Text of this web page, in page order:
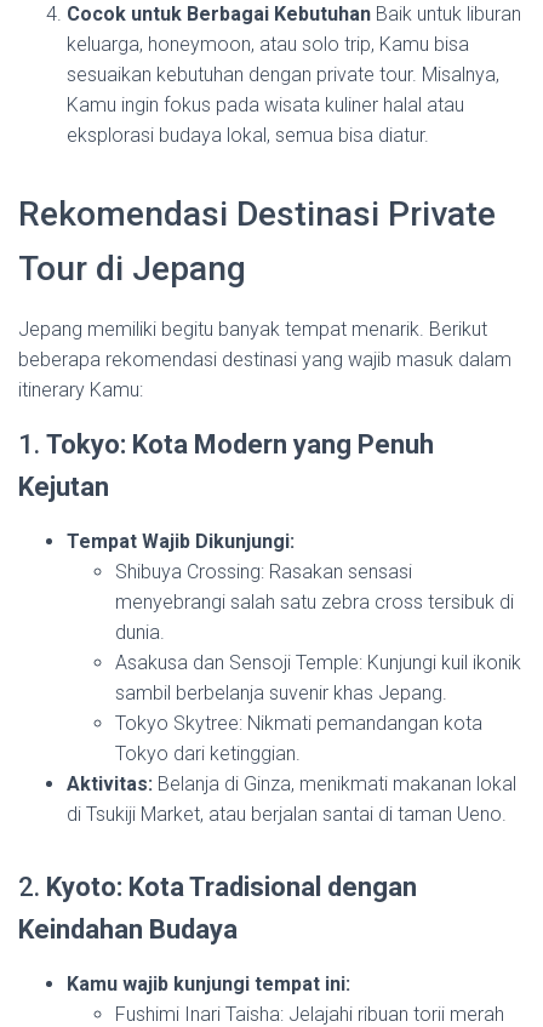
Cocok untuk Berbagai Kebutuhan Baik untuk liburan
keluarga, honeymoon, atau solo trip, Kamu bisa
sesuaikan kebutuhan dengan private tour. Misalnya,
Kamu ingin fokus pada wisata kuliner halal atau
eksplorasi budaya lokal, semua bisa diatur.
Rekomendasi Destinasi Private
Tour di Jepang
Jepang memiliki begitu banyak tempat menarik. Berikut
beberapa rekomendasi destinasi yang wajib masuk dalam
itinerary Kamu:
1. Tokyo: Kota Modern yang Penuh
Kejutan
Tempat Wajib Dikunjungi:
Shibuya Crossing: Rasakan sensasi
menyebrangi salah satu zebra cross tersibuk di
dunia.
Asakusa dan Sensoji Temple: Kunjungi kuil ikonik
sambil berbelanja suvenir khas Jepang.
Tokyo Skytree: Nikmati pemandangan kota
Tokyo dari ketinggian.
Aktivitas: Belanja di Ginza, menikmati makanan lokal
di Tsukiji Market, atau berjalan santai di taman Ueno.
2. Kyoto: Kota Tradisional dengan
Keindahan Budaya
Kamu wajib kunjungi tempat ini:
Fushimi Inari Taisha: Jelajahi ribuan torii merah